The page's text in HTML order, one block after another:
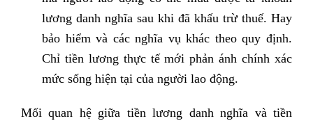
lương danh nghĩa sau khi đã khấu trừ thuế. Hay
bảo hiểm và các nghĩa vụ khác theo quy định.
Chỉ tiền lương thực tế mới phản ánh chính xác
mức sống hiện tại của người lao động.
Mối quan hệ giữa tiền lương danh nghĩa và tiền